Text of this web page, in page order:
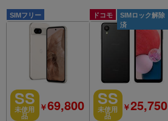
SIMフリー
SS
未使用
品
￥69,800
ドコモ
SIMロック解除
済
SS
未使用
品
￥25,750